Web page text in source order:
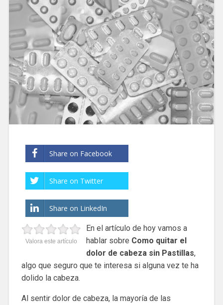
Share on Facebook
Share on Twitter
Share on LinkedIn
Valora este artículo
En el artículo de hoy vamos a
hablar sobre Como quitar el
dolor de cabeza sin Pastillas,
algo que seguro que te interesa si alguna vez te ha
dolido la cabeza.
Al sentir dolor de cabeza, la mayoría de las